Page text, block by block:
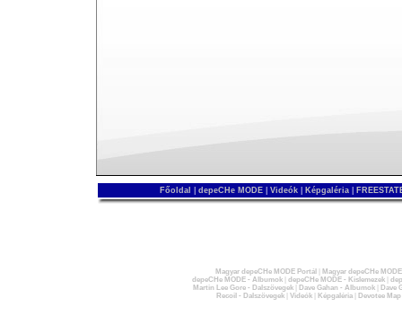
Főoldal depeCHe MODE Videók Képgaléria
Magyar depeCHe MODE Portál
Magyar depeCHe
depeCHe MODE - Albumok| depeCHe MODE - Kislemezek|
Martin Lee Gore - Dalszövegek| Dave Gahan - Albumok|
Dave
Recoil - Dalszövegek| Videók| Képgaléria| Devotee Map